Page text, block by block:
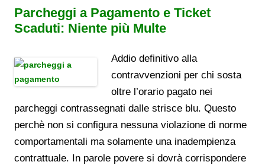
Parcheggi a Pagamento e Ticket
Scaduti: Niente più Multe
Addio definitivo alla
contravvenzioni per chi sosta
oltre l’orario pagato nei
parcheggi contrassegnati dalle strisce blu. Questo
perchè non si configura nessuna violazione di norme
comportamentali ma solamente una inadempienza
contrattuale. In parole povere si dovrà corrispondere